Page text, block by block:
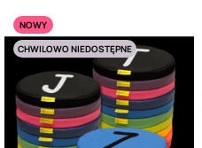
NOWY
CHWILOWO NIEDOSTĘPNE